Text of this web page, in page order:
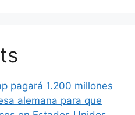
pagará 1.200 millones
alemana para que